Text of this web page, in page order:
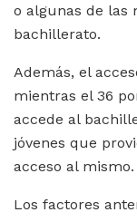
o algunas de las
bachillerato.
Además, el
mientras el 36
accede al
jóvenes que
acceso al mismo.
Los factores